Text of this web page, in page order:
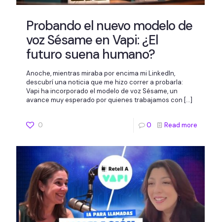
Probando el nuevo modelo de
voz Sésame en Vapi: ¿El
futuro suena humano?
Anoche, mientras miraba por encima mi LinkedIn,
descubrí una noticia que me hizo correr a probarla:
Vapi ha incorporado el modelo de voz Sésame, un
avance muy esperado por quienes trabajamos con […]
0 0 Read more